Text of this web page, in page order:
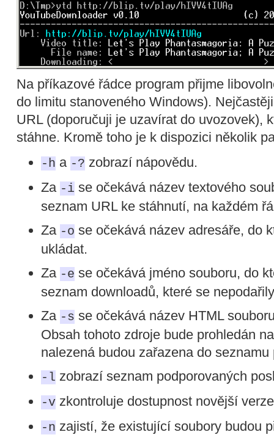
Na příkazové řádce program přijme
do limitu stanoveného Windows).
URL (doporučuji je uzavírat do uvozovek),
stáhne. Kromě toho je k dispozici několik
-h a -? zobrazí nápovědu.
Za -i se očekává název textového
seznam URL ke stáhnutí, na každém
Za -o se očekává název adresáře, do
ukládat.
Za -e se očekává jméno souboru, do
seznam downloadů, které se
Za -s se očekává název HTML
Obsah tohoto zdroje bude prohledán
nalezená budou zařazena do
-l zobrazí seznam podporovaných
-v zkontroluje dostupnost novější
-n zajistí, že existující soubory budou